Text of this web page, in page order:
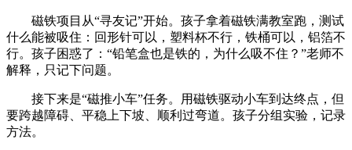
磁铁项目从“寻友记”开始。孩子拿着磁铁满教室跑，测试
什么能被吸住：回形针可以，塑料杯不行，铁桶可以，铝箔不
行。孩子困惑了：“铅笔盒也是铁的，为什么吸不住？”老师不
解释，只记下问题。
接下来是“磁推小车”任务。用磁铁驱动小车到达终点，但
要跨越障碍、平稳上下坡、顺利过弯道。孩子分组实验，记录
方法。